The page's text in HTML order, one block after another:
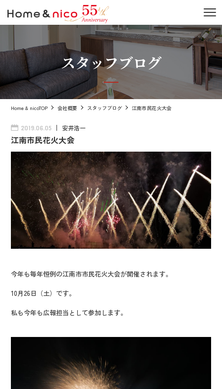
スタッフブログ
Home & nicoTOP 会社概要 スタッフブログ 江南市民花火大会
2019.06.05 安井浩一
江南市民花火大会
今年も毎年恒例の江南市市民花火大会が開催されます。
10月26日（土）です。
私も今年も広報担当として参加します。